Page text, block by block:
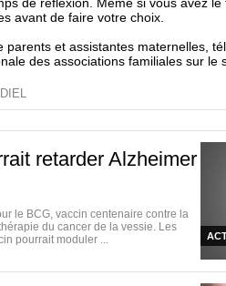
avant de faire votre choix.
parents et assistantes maternelles,
des associations familiales sur le
retarder Alzheimer
le BCG, vaccin centenaire contre la
du cancer de la vessie. Les
pourrait moduler ...